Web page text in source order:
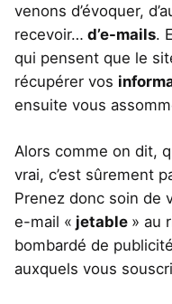
venons d’évoquer,
recevoir… d’e-mails.
qui pensent que le
récupérer vos
ensuite vous
Alors comme on dit,
vrai, c’est sûrement
Prenez donc soin de
e-mail « jetable » au
bombardé de
auxquels vous